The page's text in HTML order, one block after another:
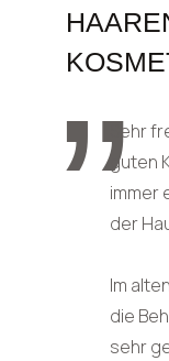
Sehr
guten
immer
der
Im
die
sehr